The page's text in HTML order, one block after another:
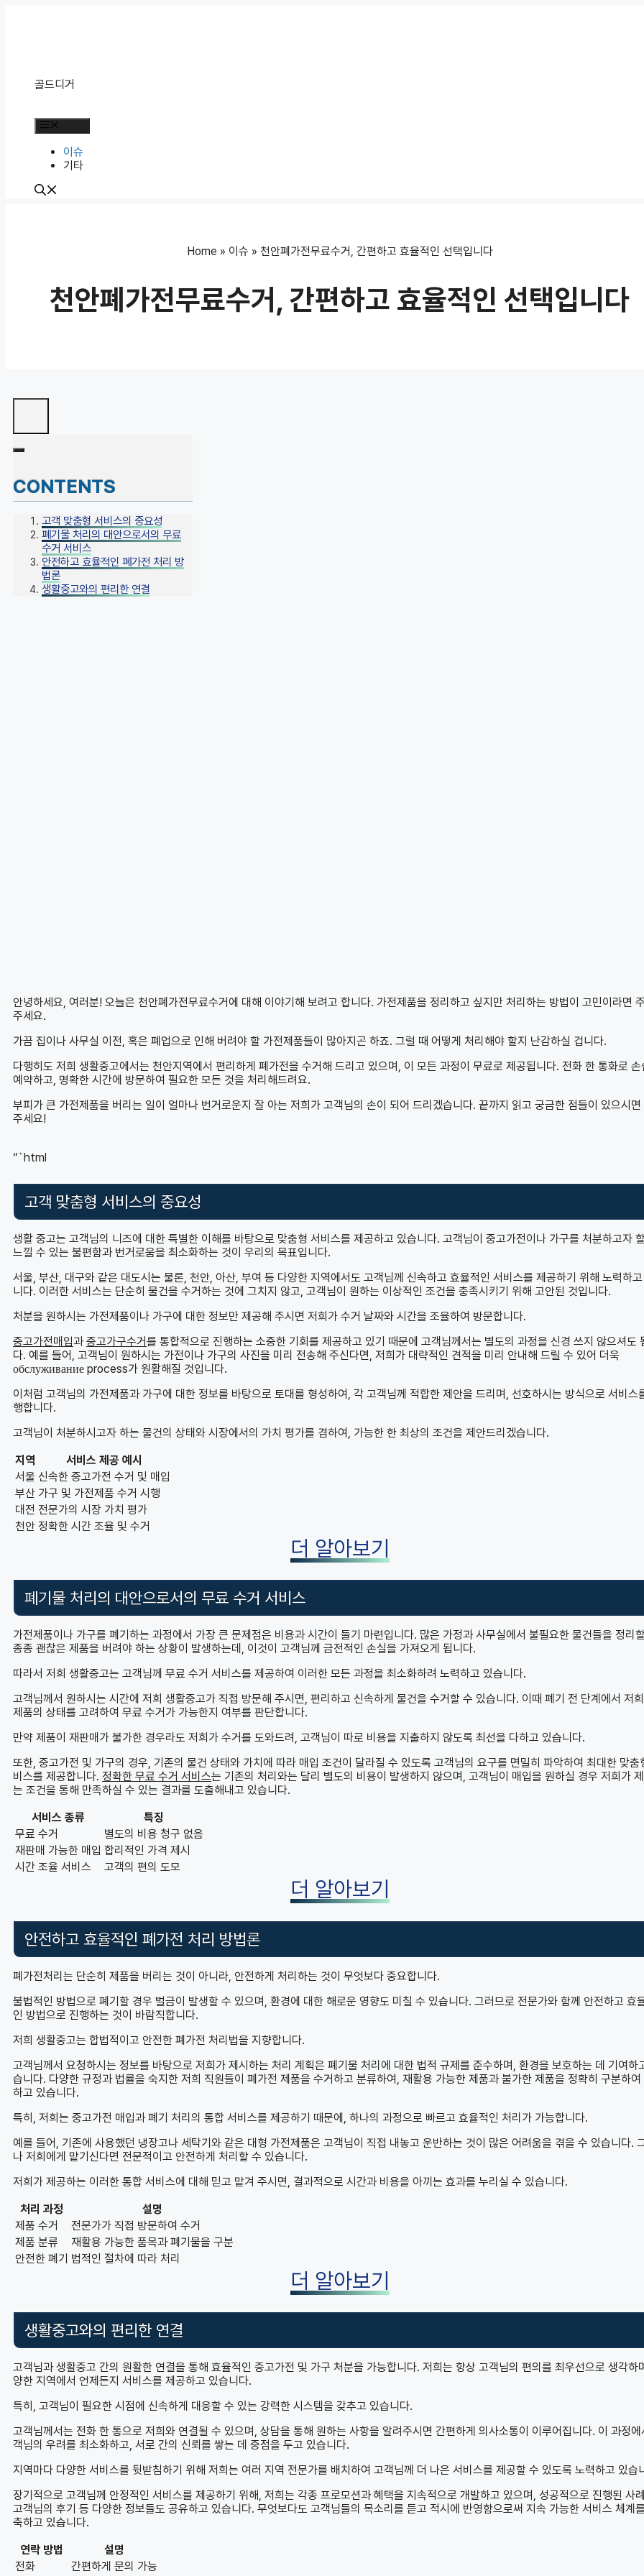
골드디거
이슈
기타
Home » 이슈 » 천안폐가전무료수거, 간편하고 효율적인 선택입니다
천안폐가전무료수거, 간편하고 효율적인 선택입니다
CONTENTS
고객 맞춤형 서비스의 중요성
폐기물 처리의 대안으로서의 무료
수거 서비스
안전하고 효율적인 폐가전 처리 방
법론
생활중고와의 편리한 연결
안녕하세요, 여러분! 오늘은 천안폐가전무료수거에 대해 이야기해 보려고 합니다. 가전제품을 정리하고 싶지만 처리하는 방법이 고민이라면
주세요.
가끔 집이나 사무실 이전, 혹은 폐업으로 인해 버려야 할 가전제품들이 많아지곤 하죠. 그럴 때 어떻게 처리해야 할지 난감하실 겁니다.
다행히도 저희 생활중고에서는 천안지역에서 편리하게 폐가전을 수거해 드리고 있으며, 이 모든 과정이 무료로 제공됩니다. 전화 한 통화로 손
예약하고, 명확한 시간에 방문하여 필요한 모든 것을 처리해드려요.
부피가 큰 가전제품을 버리는 일이 얼마나 번거로운지 잘 아는 저희가 고객님의 손이 되어 드리겠습니다. 끝까지 읽고 궁금한 점들이 있으시면
주세요!
“`html
고객 맞춤형 서비스의 중요성
생활 중고는 고객님의 니즈에 대한 특별한 이해를 바탕으로 맞춤형 서비스를 제공하고 있습니다. 고객님이 중고가전이나 가구를 처분하고자
느낄 수 있는 불편함과 번거로움을 최소화하는 것이 우리의 목표입니다.
서울, 부산, 대구와 같은 대도시는 물론, 천안, 아산, 부여 등 다양한 지역에서도 고객님께 신속하고 효율적인 서비스를 제공하기 위해 노력하
니다. 이러한 서비스는 단순히 물건을 수거하는 것에 그치지 않고, 고객님이 원하는 이상적인 조건을 충족시키기 위해 고안된 것입니다.
처분을 원하시는 가전제품이나 가구에 대한 정보만 제공해 주시면 저희가 수거 날짜와 시간을 조율하여 방문합니다.
중고가전매입과중고가구수거를 통합적으로 진행하는 소중한 기회를 제공하고 있기 때문에 고객님께서는 별도의 과정을 신경 쓰지 않으셔도
다. 예를 들어, 고객님이 원하시는 가전이나 가구의 사진을 미리 전송해 주신다면, 저희가 대략적인 견적을 미리 안내해 드릴 수 있어 더욱
обслуживание process가 원활해질 것입니다.
이처럼 고객님의 가전제품과 가구에 대한 정보를 바탕으로 토대를 형성하여, 각 고객님께 적합한 제안을 드리며, 선호하시는 방식으로 서비스
행합니다.
고객님이 처분하시고자 하는 물건의 상태와 시장에서의 가치 평가를 겸하여, 가능한 한 최상의 조건을 제안드리겠습니다.
지역
서비스 제공 예시
서울 신속한 중고가전 수거 및 매입
부산 가구 및 가전제품 수거 시행
대전 전문가의 시장 가치 평가
천안 정확한 시간 조율 및 수거
더 알아보기
폐기물 처리의 대안으로서의 무료 수거 서비스
가전제품이나 가구를 폐기하는 과정에서 가장 큰 문제점은 비용과 시간이 들기 마련입니다. 많은 가정과 사무실에서 불필요한 물건들을 정리
종종 괜찮은 제품을 버려야 하는 상황이 발생하는데, 이것이 고객님께 금전적인 손실을 가져오게 됩니다.
따라서 저희 생활중고는 고객님께 무료 수거 서비스를 제공하여 이러한 모든 과정을 최소화하려 노력하고 있습니다.
고객님께서 원하시는 시간에 저희 생활중고가 직접 방문해 주시면, 편리하고 신속하게 물건을 수거할 수 있습니다. 이때 폐기 전 단계에서 저
제품의 상태를 고려하여 무료 수거가 가능한지 여부를 판단합니다.
만약 제품이 재판매가 불가한 경우라도 저희가 수거를 도와드려, 고객님이 따로 비용을 지출하지 않도록 최선을 다하고 있습니다.
또한, 중고가전 및 가구의 경우, 기존의 물건 상태와 가치에 따라 매입 조건이 달라질 수 있도록 고객님의 요구를 면밀히 파악하여 최대한 맞춤
비스를 제공합니다. 정확한 무료 수거 서비스는 기존의 처리와는 달리 별도의 비용이 발생하지 않으며, 고객님이 매입을 원하실 경우 저희가
는 조건을 통해 만족하실 수 있는 결과를 도출해내고 있습니다.
서비스 종류
특징
무료 수거
별도의 비용 청구 없음
재판매 가능한 매입 합리적인 가격 제시
시간 조율 서비스
고객의 편의 도모
더 알아보기
안전하고 효율적인 폐가전 처리 방법론
폐가전처리는 단순히 제품을 버리는 것이 아니라, 안전하게 처리하는 것이 무엇보다 중요합니다.
불법적인 방법으로 폐기할 경우 벌금이 발생할 수 있으며, 환경에 대한 해로운 영향도 미칠 수 있습니다. 그러므로 전문가와 함께 안전하고 효
인 방법으로 진행하는 것이 바람직합니다.
저희 생활중고는 합법적이고 안전한 폐가전 처리법을 지향합니다.
고객님께서 요청하시는 정보를 바탕으로 저희가 제시하는 처리 계획은 폐기물 처리에 대한 법적 규제를 준수하며, 환경을 보호하는 데 기여하
습니다. 다양한 규정과 법률을 숙지한 저희 직원들이 폐가전 제품을 수거하고 분류하여, 재활용 가능한 제품과 불가한 제품을 정확히 구분하여
하고 있습니다.
특히, 저희는 중고가전 매입과 폐기 처리의 통합 서비스를 제공하기 때문에, 하나의 과정으로 빠르고 효율적인 처리가 가능합니다.
예를 들어, 기존에 사용했던 냉장고나 세탁기와 같은 대형 가전제품은 고객님이 직접 내놓고 운반하는 것이 많은 어려움을 겪을 수 있습니다.
나 저희에게 맡기신다면 전문적이고 안전하게 처리할 수 있습니다.
저희가 제공하는 이러한 통합 서비스에 대해 믿고 맡겨 주시면, 결과적으로 시간과 비용을 아끼는 효과를 누리실 수 있습니다.
처리 과정
설명
제품 수거
전문가가 직접 방문하여 수거
제품 분류
재활용 가능한 품목과 폐기물을 구분
안전한 폐기 법적인 절차에 따라 처리
더 알아보기
생활중고와의 편리한 연결
고객님과 생활중고 간의 원활한 연결을 통해 효율적인 중고가전 및 가구 처분을 가능합니다. 저희는 항상 고객님의 편의를 최우선으로 생각하
양한 지역에서 언제든지 서비스를 제공하고 있습니다.
특히, 고객님이 필요한 시점에 신속하게 대응할 수 있는 강력한 시스템을 갖추고 있습니다.
고객님께서는 전화 한 통으로 저희와 연결될 수 있으며, 상담을 통해 원하는 사항을 알려주시면 간편하게 의사소통이 이루어집니다. 이 과정에
객님의 우려를 최소화하고, 서로 간의 신뢰를 쌓는 데 중점을 두고 있습니다.
지역마다 다양한 서비스를 뒷받침하기 위해 저희는 여러 지역 전문가를 배치하여 고객님께 더 나은 서비스를 제공할 수 있도록 노력하고 있습
장기적으로 고객님께 안정적인 서비스를 제공하기 위해, 저희는 각종 프로모션과 혜택을 지속적으로 개발하고 있으며, 성공적으로 진행된 사
고객님의 후기 등 다양한 정보들도 공유하고 있습니다. 무엇보다도 고객님들의 목소리를 듣고 적시에 반영함으로써 지속 가능한 서비스 체계
축하고 있습니다.
연락 방법
설명
전화
간편하게 문의 가능